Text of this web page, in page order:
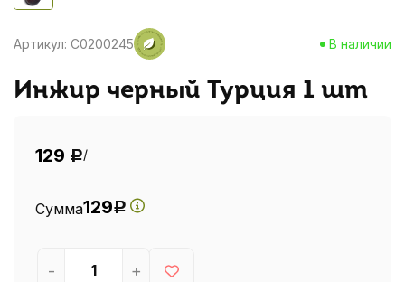
Артикул: C0200245 В наличии
Инжир черный Турция 1 шт
129 Р/
Сумма129Р
- +